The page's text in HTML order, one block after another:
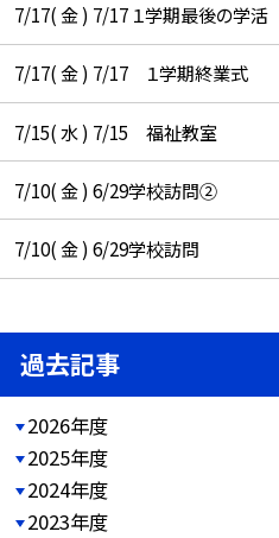
7/17( 金 ) 7/17 １学期最後の学活
7/17( 金 ) 7/17 １学期終業式
7/15( 水 ) 7/15 福祉教室
7/10( 金 ) 6/29学校訪問②
7/10( 金 ) 6/29学校訪問
過去記事
2026年度
2025年度
2024年度
2023年度